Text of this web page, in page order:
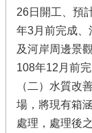
26日開工、預
年3月前完成
及河岸周邊景
108年12月前完
（二）水質改
場，將現有箱
處理，處理後